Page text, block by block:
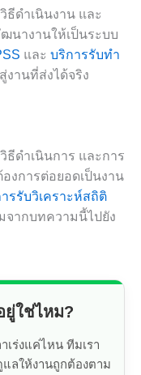
ธีดำเนินงาน และ
นางานให้เป็นระบบ
และ บริการรับทำ
านที่ส่งได้จริง
ธีดำเนินการ และการ
งการต่อยอดเป็นงาน
รรับวิเคราะห์สถิติ
จากบทความนี้ไปยัง
ใช่ไหม?
ร่งแค่ไหน ทีมเรา
ลให้งานถูกต้องตาม